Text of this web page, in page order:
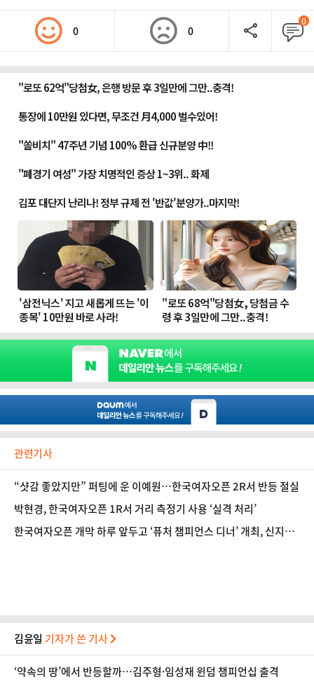
0 0
0
관련기사
“샷감 좋았지만” 퍼팅에 운 이예원…한국여자오픈 2R서 반등 절실
박현경, 한국여자오픈 1R서 거리 측정기 사용 ‘실격 처리’
한국여자오픈 개막 하루 앞두고 ‘퓨처 챔피언스 디너’ 개최, 신지애
김윤일 기자가 쓴 기사
‘약속의 땅’에서 반등할까…김주형·임성재 윈덤 챔피언십 출격